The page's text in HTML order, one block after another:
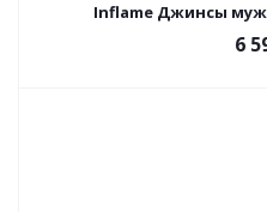
Inflame Джинсы
6